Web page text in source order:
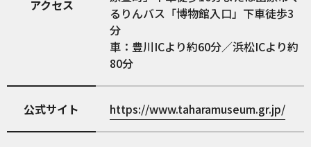
アクセス
るりんバス「博物館入口」下車徒歩3
分
車：豊川ICより約60分／浜松ICより約
80分
公式サイト https://www.taharamuseum.gr.jp/